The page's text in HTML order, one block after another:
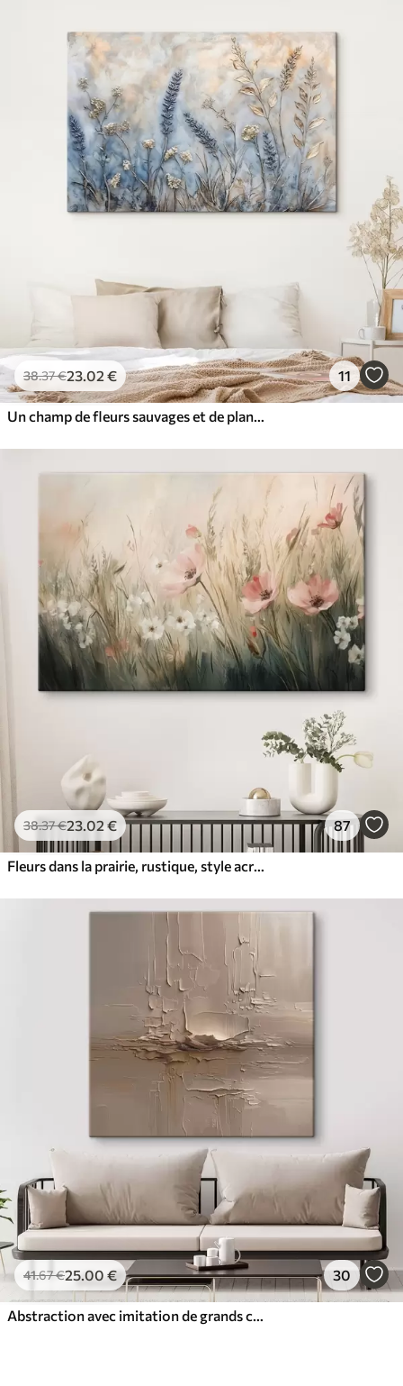
38.37€23.02€ 11
Un champ de fleurs sauvages et de plantes variées dans des tons de bleu, de blanc et de beige sur un fond doux et brumeux
38.37€23.02 € 87
Fleurs dans la prairie, rustique, style acrylique
41.67€25.00 € 30
Abstraction avec imitation de grands coups de pinceau